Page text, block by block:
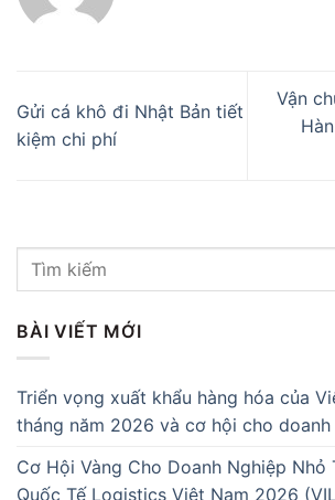
Gửi cá khô đi Nhật Bản tiết
kiệm chi phí
Vận
BÀI VIẾT MỚI
Triển vọng xuất khẩu hàng hóa của
tháng năm 2026 và cơ hội cho
Cơ Hội Vàng Cho Doanh Nghiệp Nhỏ
Quốc Tế Logistics Việt Nam 2026